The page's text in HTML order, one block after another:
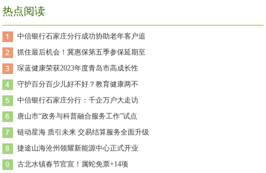
热点阅读
中信银行石家庄分行成功协助老年客户追
抓住最后机会！冀惠保第五季参保延期至
琛蓝健康荣获2023年度青岛市高成长性
守护百分百少儿好不好？教育健康两不
中信银行石家庄分行：千企万户大走访
唐山市“政务与科普融合服务工作”试点
链动星海 质引未来 交易结算服务全面升级
捷途山海沧州领耀新能源中心正式开业
古北水镇春节官宣！属蛇免票+14项